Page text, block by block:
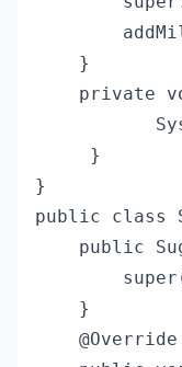
    }
private
     }
}
public class
public
    }
    @Override